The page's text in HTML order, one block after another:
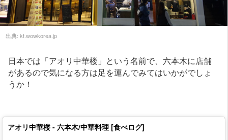
出典: kt.wowkorea.jp
日本では「アオリ中華楼」という名前で、六本木に店舗
があるので気になる方は足を運んでみてはいかがでしょ
うか！
アオリ中華楼 - 六本木/中華料理 [食べログ]